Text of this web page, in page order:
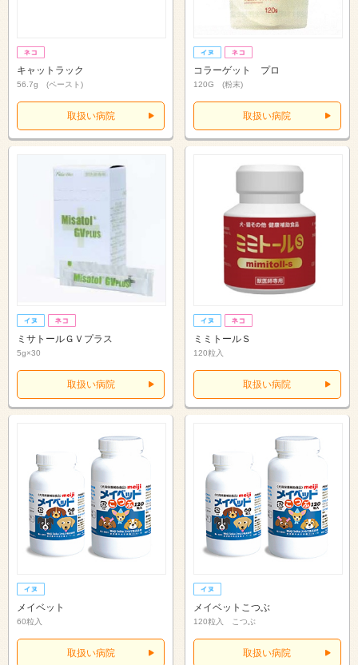
キャットラック
56.7g (ペースト)
取扱い病院
コラーゲット プロ
120G (粉末)
取扱い病院
ミサトールＧＶプラス
5g×30
取扱い病院
ミミトールＳ
120粒入
取扱い病院
メイベット
60粒入
取扱い病院
メイベットこつぶ
120粒入 こつぶ
取扱い病院